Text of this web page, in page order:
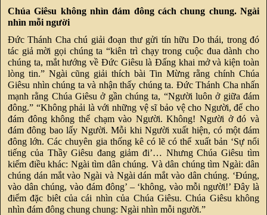
Chúa Giêsu không nhìn đám đông cách chung chung. Ngài
nhìn mỗi người
Đức Thánh Cha chú giải đoạn thư gửi tín hữu Do thái, trong đó
tác giả mời gọi chúng ta “kiên trì chạy trong cuộc đua dành cho
chúng ta, mắt hướng về Đức Giêsu là Đấng khai mở và kiện toàn
lòng tin.” Ngài cũng giải thích bài Tin Mừng rằng chính Chúa
Giêsu nhìn chúng ta và nhận thấy chúng ta. Đức Thánh Cha nhấn
mạnh rằng Chúa Giêsu ở gần chúng ta, “Người luôn ở giữa đám
đông.” “Không phải là với những vệ sĩ bảo vệ cho Người, để cho
đám đông không thể chạm vào Người. Không! Người ở đó và
đám đông bao lấy Người. Mỗi khi Người xuất hiện, có một đám
đông lớn. Các chuyên gia thống kê có lẽ có thể xuất bản ‘Sự nổi
tiếng của Thầy Giêsu đang giảm đi’… Nhưng Chúa Giêsu tìm
kiếm điều khác: Ngài tìm dân chúng. Và dân chúng tìm Ngài: dân
chúng dán mắt vào Ngài và Ngài dán mắt vào dân chúng. ‘Đúng,
vào dân chúng, vào đám đông’ – ‘không, vào mỗi người!’ Đây là
điểm đặc biêt của cái nhìn của Chúa Giêsu. Chúa Giêsu không
nhìn đám đông chung chung: Ngài nhìn mỗi người.”